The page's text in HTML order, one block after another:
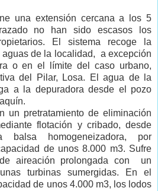
una extensión cercana a los 5
no han sido escasos los
El sistema recoge la
de la localidad, a excepción
o en el límite del caso urbano,
del Pilar, Losa. El agua de la
a la depuradora desde el pozo
un pretratamiento de eliminación
flotación y cribado, desde
homogeneizadora, por
de unos 8.000 m3. Sufre
aireación prolongada con
un
turbinas sumergidas. En el
de unos 4.000 m3, los lodos